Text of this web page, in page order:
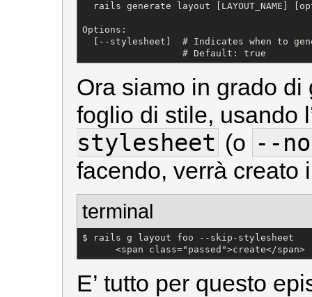
rails generate layout [LAYOUT_NAME]
Options:
[--stylesheet]  # Indicates when to
                  # Default: true
Ora siamo in grado
foglio di stile, usando
stylesheet (o --
facendo, verrà creato
terminal
$ rails g layout foo --skip-stylesheet
<span class="passed">create</span>
E’ tutto per questo